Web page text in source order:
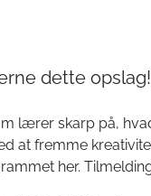
dette opslag!
lærer skarp på,
at fremme
her.